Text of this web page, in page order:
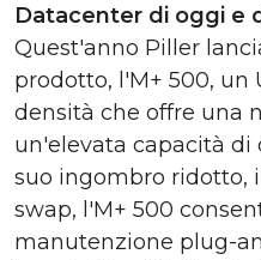
Datacenter di oggi e
Quest'anno Piller
prodotto, l'M+ 500, un
densità che offre una
un'elevata capacità di
suo ingombro ridotto,
swap, l'M+ 500
manutenzione plug-